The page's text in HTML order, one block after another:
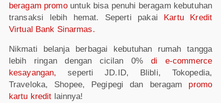
beragam promountuk bisa penuhi beragam kebutuhan
transaksi lebih hemat. Seperti pakai Kartu Kredit
Virtual Bank Sinarmas.
Nikmati belanja berbagai kebutuhan rumah tangga
lebih ringan dengan cicilan 0%di e-commerce
kesayangan, seperti JD.ID, Blibli, Tokopedia,
Traveloka, Shopee, Pegipegi dan beragam promo
kartu kredit lainnya!